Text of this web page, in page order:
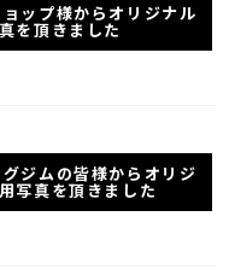
ップ様からオリジナル
を頂きました
ジムの皆様からオリジ
写真を頂きました